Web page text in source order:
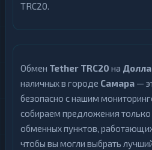
TRC20.
Обмен Tether TRC20 на
наличных в городе Самара —
безопасно с нашим
собираем предложения
обменных пунктов,
чтобы вы могли выбрать